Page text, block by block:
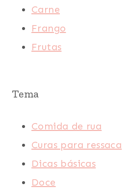
Carne
Frango
Frutas
Tema
Comida de rua
Curas para ressaca
Dicas básicas
Doce